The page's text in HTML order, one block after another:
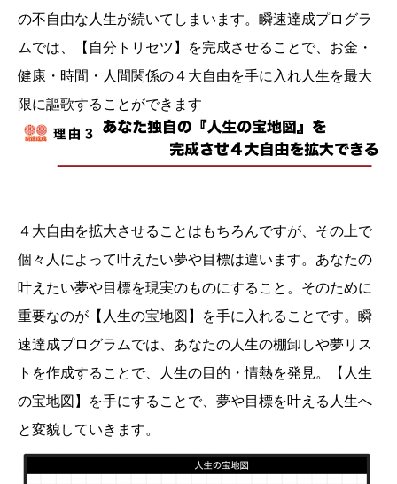
の不自由な人生が続いてしまいます。瞬速達成プログラ
ムでは、【自分トリセツ】を完成させることで、お金・
健康・時間・人間関係の４大自由を手に入れ人生を最大
限に謳歌することができます
４大自由を拡大させることはもちろんですが、その上で
個々人によって叶えたい夢や目標は違います。あなたの
叶えたい夢や目標を現実のものにすること。そのために
重要なのが【人生の宝地図】を手に入れることです。瞬
速達成プログラムでは、あなたの人生の棚卸しや夢リス
トを作成することで、人生の目的・情熱を発見。【人生
の宝地図】を手にすることで、夢や目標を叶える人生へ
と変貌していきます。